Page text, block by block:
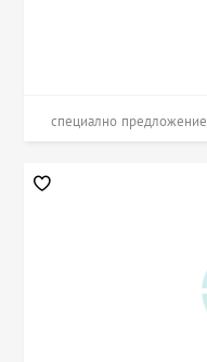
специално предложение